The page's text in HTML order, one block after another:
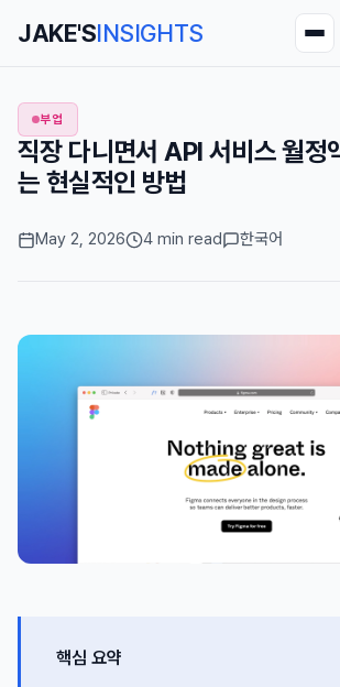
JAKE'SINSIGHTS
부업
직장 다니면서 API 서비스 월정
는 현실적인 방법
May 2, 2026 4 min read 한국어
핵심 요약